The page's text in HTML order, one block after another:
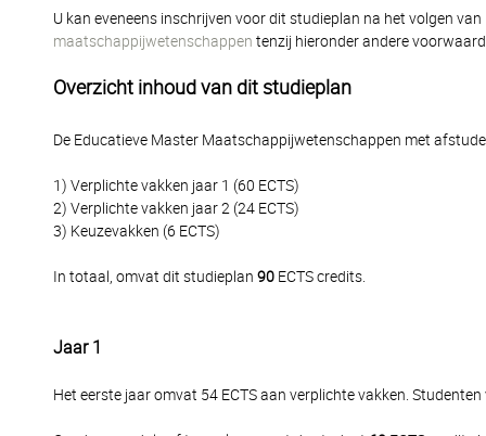
U kan eveneens inschrijven voor dit studieplan na het volgen
maatschappijwetenschappen tenzij hieronder andere
Overzicht inhoud van dit studieplan
De Educatieve Master Maatschappijwetenschappen met
1) Verplichte vakken jaar 1 (60 ECTS)
2) Verplichte vakken jaar 2 (24 ECTS)
3) Keuzevakken (6 ECTS)
In totaal, omvat dit studieplan 90 ECTS credits.
Jaar 1
Het eerste jaar omvat 54 ECTS aan verplichte vakken.